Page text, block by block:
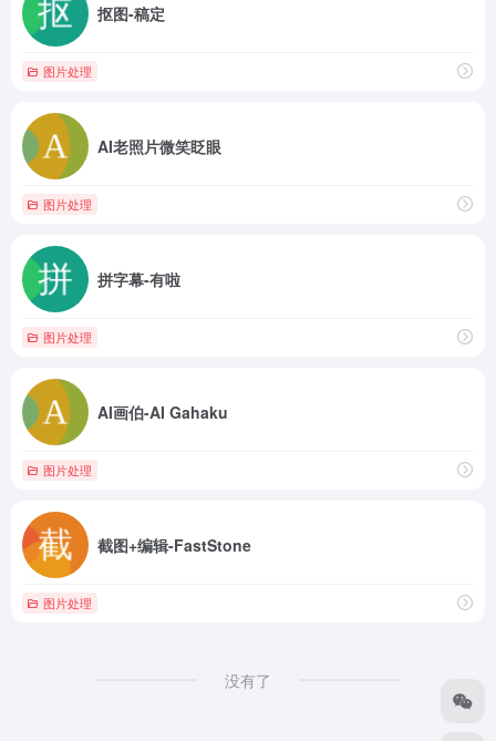
抠图-稿定
图片处理
AI老照片微笑眨眼
图片处理
拼字幕-有啦
图片处理
AI画伯-AI Gahaku
图片处理
截图+编辑-FastStone
图片处理
没有了